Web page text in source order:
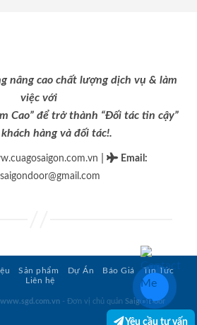
nâng cao chất lượng dịch vụ & làm
việc với
Cao” để trở thành “Đối tác tin cậy”
hàng và đối tác!.
Email :
Sản phẩm Dự Án Báo Giá
Tin Tức
Liên hệ
www.sgd.com.vn - Đơn vị chủ quản SaigonDoor
Yêu cầu tư vấn